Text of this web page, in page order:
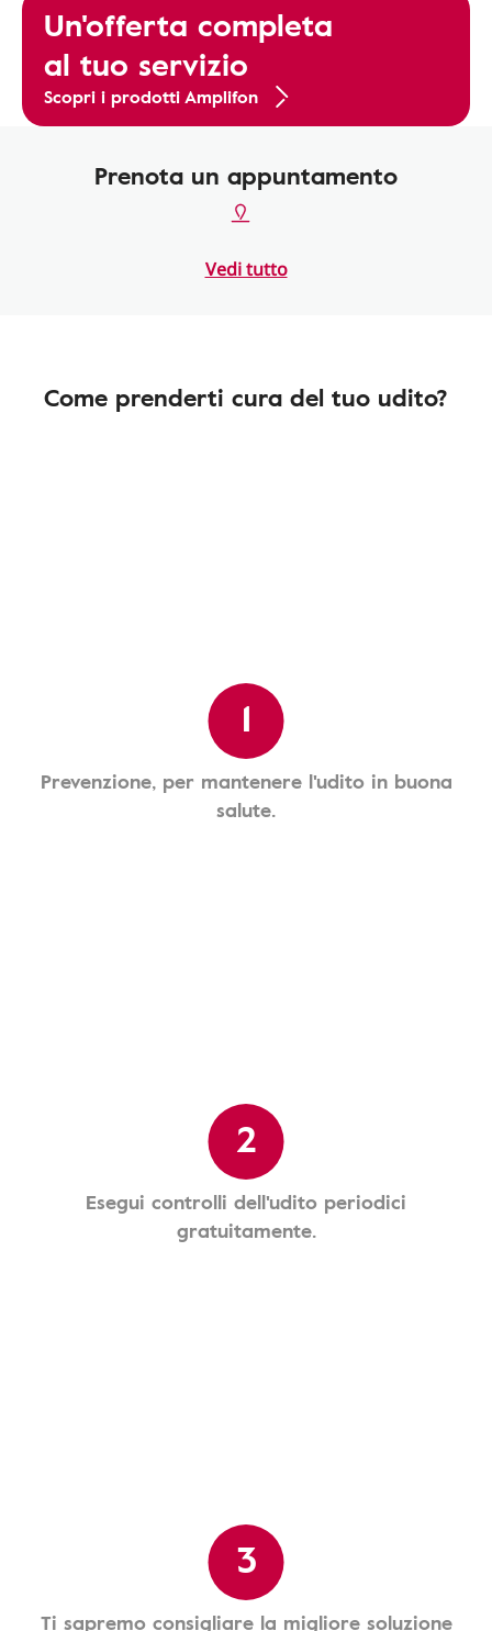
Un'offerta completa
al tuo servizio
Scopri i prodotti Amplifon
Prenota un appuntamento
Vedi tutto
Come prenderti cura del tuo udito?
1
Prevenzione, per mantenere l'udito in buona
salute.
2
Esegui controlli dell'udito periodici
gratuitamente.
3
Ti sapremo consigliare la migliore soluzione